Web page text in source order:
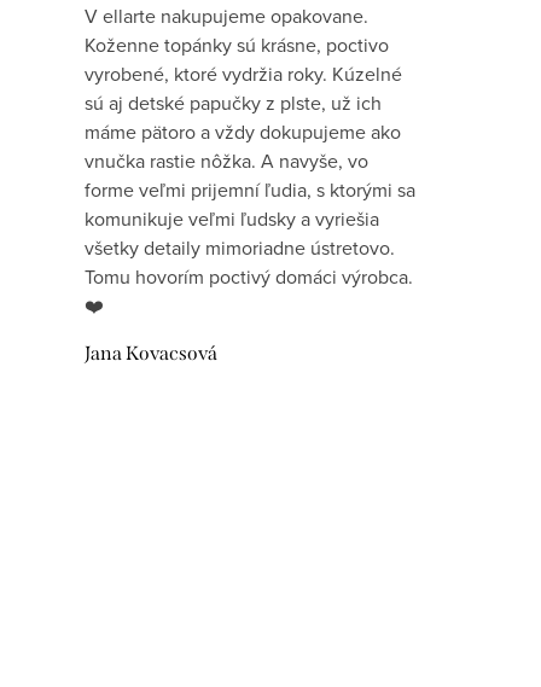
V ellarte nakupujeme opakovane.
Koženne topánky sú krásne, poctivo
vyrobené, ktoré vydržia roky. Kúzelné
sú aj detské papučky z plste, už ich
máme pätoro a vždy dokupujeme ako
vnučka rastie nôžka. A navyše, vo
forme veľmi prijemní ľudia, s ktorými sa
komunikuje veľmi ľudsky a vyriešia
všetky detaily mimoriadne ústretovo.
Tomu hovorím poctivý domáci výrobca.
❤️
Jana Kovacsová